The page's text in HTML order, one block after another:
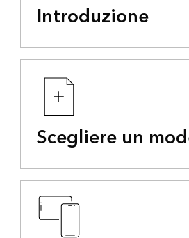
Introduzione
Scegliere un